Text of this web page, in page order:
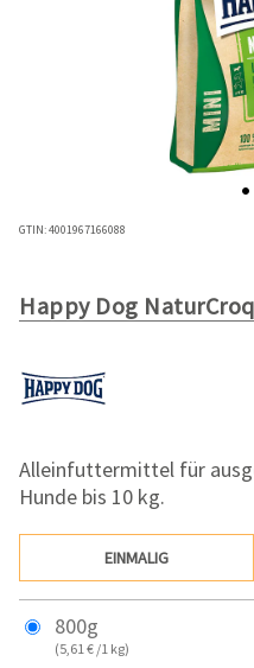
GTIN:4001967166088
Happy Dog
Alleinfuttermittel für
Hunde bis 10 kg.
EINMALIG
800g
(5,61 € /1 kg)